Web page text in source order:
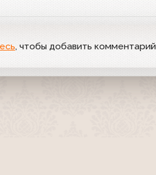
, чтобы добавить комментарий